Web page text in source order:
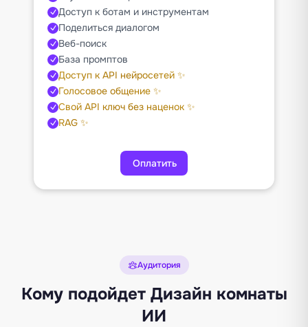
Доступ к ботам и инструментам
Поделиться диалогом
Веб-поиск
База промптов
Доступ к API нейросетей ✨
Голосовое общение ✨
Свой API ключ без наценок ✨
RAG ✨
Оплатить
Аудитория
Кому подойдет Дизайн комнаты
ИИ